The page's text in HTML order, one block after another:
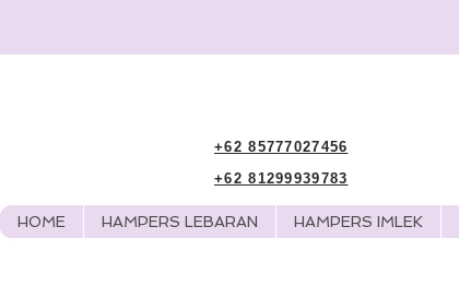
+62 85777027456
+62 81299939783
HOME HAMPERS LEBARAN HAMPERS IMLEK